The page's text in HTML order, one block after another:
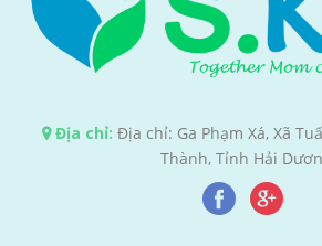
Địa chỉ: Địa chỉ: Ga Phạm Xá, Xã
Thành, Tỉnh Hải